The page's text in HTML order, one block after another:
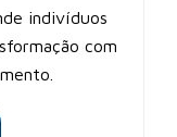
indivíduos
com